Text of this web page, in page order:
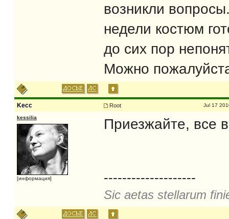
возникли
недели костюм
до сих пор
Можно
Kecc Root Jul 17
kessilia
[информация]
Приезжайте, все
--------------------
Sic aetas stellarum